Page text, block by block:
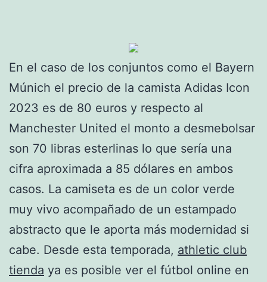
En el caso de los conjuntos como el Bayern
Múnich el precio de la camista Adidas Icon
2023 es de 80 euros y respecto al
Manchester United el monto a desmebolsar
son 70 libras esterlinas lo que sería una
cifra aproximada a 85 dólares en ambos
casos. La camiseta es de un color verde
muy vivo acompañado de un estampado
abstracto que le aporta más modernidad si
cabe. Desde esta temporada, athletic club
tienda ya es posible ver el fútbol online en